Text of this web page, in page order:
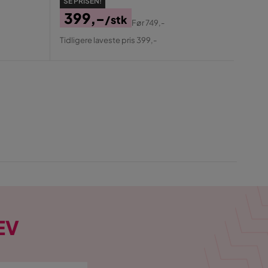
Pris
399,-/stk
Original
Før749,-
Tidligere laveste pris 399,-